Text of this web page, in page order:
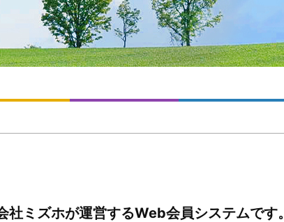
社ミズホが運営するWeb会員システムです。